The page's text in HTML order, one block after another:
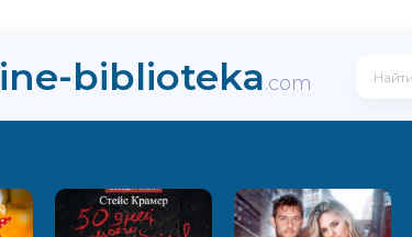
biblioteka.com